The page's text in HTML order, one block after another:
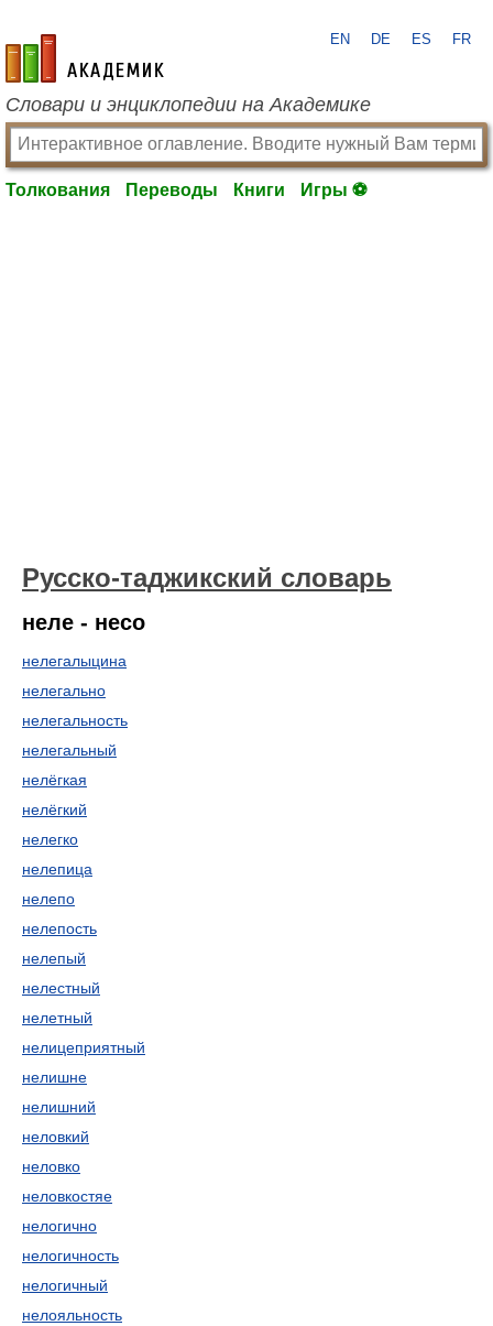
academic.ru
EN DE ES FR
Словари и энциклопедии на Академике
Толкования Переводы Книги Игры ⚽
Русско-таджикский словарь
неле - несо
нелегалыцина
нелегально
нелегальность
нелегальный
нелёгкая
нелёгкий
нелегко
нелепица
нелепо
нелепость
нелепый
нелестный
нелетный
нелицеприятный
нелишне
нелишний
неловкий
неловко
неловкостяе
нелогично
нелогичность
нелогичный
нелояльность